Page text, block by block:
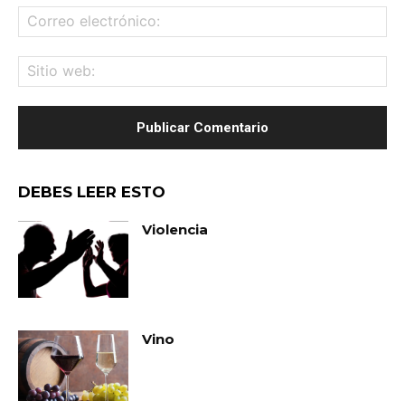
DEBES LEER ESTO
Violencia
Vino